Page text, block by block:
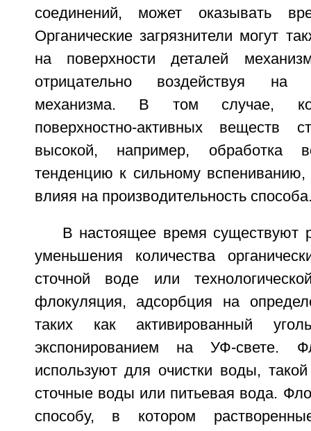
соединений, может оказывать
Органические загрязнители могут
на поверхности деталей
отрицательно воздействуя на
механизма. В том случае,
поверхностно-активных веществ
высокой, например, обработка
тенденцию к сильному вспениванию,
влияя на производительность
В настоящее время существуют
уменьшения количества
сточной воде или
флокуляция, адсорбция на
таких как активированный
экспонированием на УФ-свете.
используют для очистки воды,
сточные воды или питьевая вода.
способу, в котором